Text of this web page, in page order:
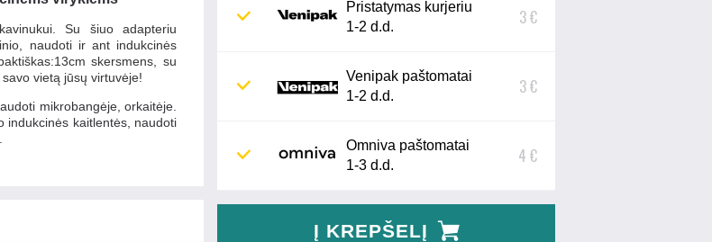
Su šiuo adapteriu
naudoti ir ant indukcinės
skersmens, su
vietą jūsų virtuvėje!
mikrobangėje, orkaitėje.
indukcinės kaitlentės, naudoti
Pristatymas kurjeriu
1-2 d.d.
3 €
Venipak paštomatai
1-2 d.d.
3 €
Omniva paštomatai
1-3 d.d.
4 €
Į KREPŠELĮ